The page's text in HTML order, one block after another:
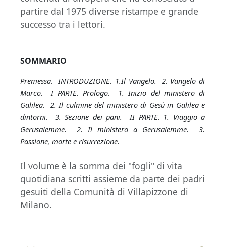
partire dal 1975 diverse ristampe e grande
successo tra i lettori.
SOMMARIO
Premessa. INTRODUZIONE. 1.Il Vangelo. 2. Vangelo di
Marco. I PARTE. Prologo. 1. Inizio del ministero di
Galilea. 2. Il culmine del ministero di Gesù in Galilea e
dintorni. 3. Sezione dei pani. II PARTE. 1. Viaggio a
Gerusalemme. 2. Il ministero a Gerusalemme. 3.
Passione, morte e risurrezione.
Il volume è la somma dei "fogli" di vita
quotidiana scritti assieme da parte dei padri
gesuiti della Comunità di Villapizzone di
Milano.